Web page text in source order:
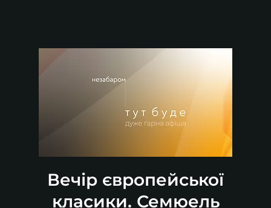
Вечір європейської
класики. Семюель